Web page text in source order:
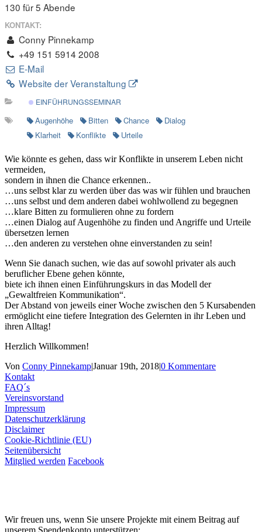
130 für 5 Abende
KONTAKT:
Conny Pinnekamp
+49 151 5914 2008
E-Mail
Website der Veranstaltung
EINFÜHRUNGSSEMINAR
Augenhöhe Bitten Chance
Dialog
Klarheit
Konflikte Urteile
Wie könnte es gehen, dass wir Konflikte in unserem Leben nicht
vermeiden,
sondern in ihnen die Chance erkennen..
…uns selbst klar zu werden über das was wir fühlen und brauchen
…uns selbst und dem anderen dabei wohlwollend zu begegnen
…klare Bitten zu formulieren ohne zu fordern
…einen Dialog auf Augenhöhe zu finden und Angriffe und Urteile
übersetzen lernen
…den anderen zu verstehen ohne einverstanden zu sein!
Wenn Sie danach suchen, wie das auf sowohl privater als auch
beruflicher Ebene gehen könnte,
biete ich ihnen einen Einführungskurs in das Modell der
„Gewaltfreien Kommunikation“.
Der Abstand von jeweils einer Woche zwischen den 5 Kursabenden
ermöglicht eine tiefere Integration des Gelernten in ihr Leben und
ihren Alltag!
Herzlich Willkommen!
Von Conny Pinnekamp|Januar 19th, 2018|0 Kommentare
Kontakt
FAQ´s
Vereinsvorstand
Impressum
Datenschutzerklärung
Disclaimer
Cookie-Richtlinie (EU)
Seitenübersicht
Mitglied werden Facebook
Wir freuen uns, wenn Sie unsere Projekte mit einem Beitrag auf